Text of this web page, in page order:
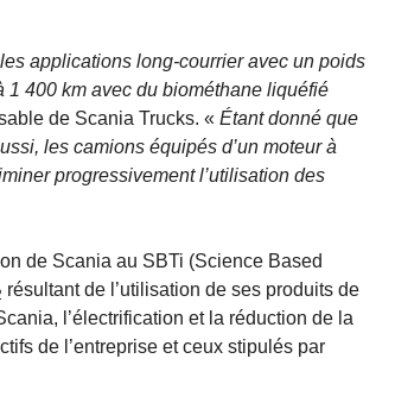
applications long-courrier avec un poids
1 400 km avec du biométhane liquéfié
de Scania Trucks. « Étant donné que
les camions équipés d’un moteur à
progressivement l’utilisation des
de Scania au SBTi (Science Based
résultant de l’utilisation de ses produits de
l’électrification et la réduction de la
de l’entreprise et ceux stipulés par